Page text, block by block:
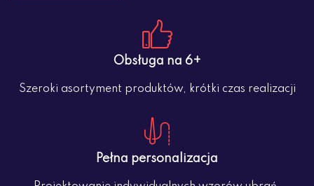
Obsługa na 6+
Szeroki asortyment produktów, krótki czas realizacji
Pełna personalizacja